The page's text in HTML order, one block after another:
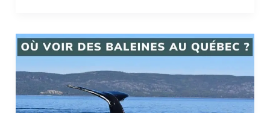
une
réalité
l’aventure
en